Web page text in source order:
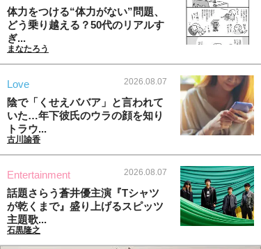
体力をつける“体力がない”問題、
どう乗り越える？50代のリアルす
ぎ...
まなたろう
Love 2026.08.07
陰で「くせえババア」と言われて
いた…年下彼氏のウラの顔を知り
トラウ...
古川諭香
Entertainment 2026.08.07
話題さらう蒼井優主演『Tシャツ
が乾くまで』盛り上げるスピッツ
主題歌...
石黒隆之